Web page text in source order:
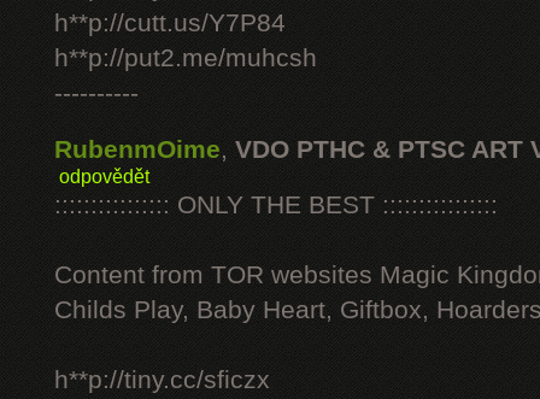
h**p://cutt.us/Y7P84
h**p://put2.me/muhcsh
----------
RubenmOime, VDO PTHC & PTSC ART
odpovědět
:::::::::::::::: ONLY THE BEST ::::::::::::::::
Content from TOR websites Magic
Childs Play, Baby Heart, Giftbox,
h**p://tiny.cc/sficzx